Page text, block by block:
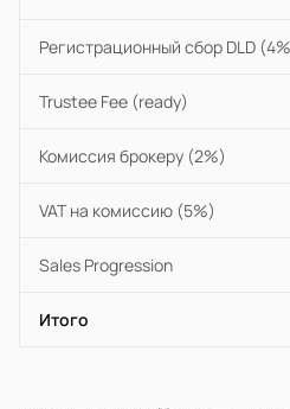
Регистрационный сбор DLD
Trustee Fee (ready)
Комиссия брокеру (2%)
VAT на комиссию (5%)
Sales Progression
Итого